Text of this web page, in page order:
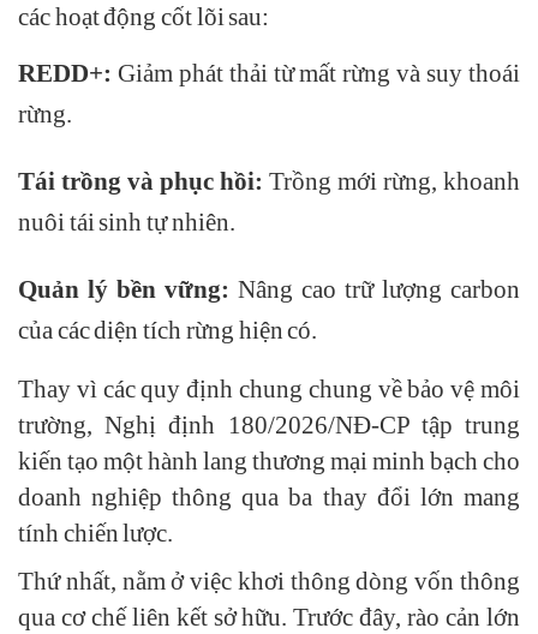
các hoạt động cốt lõi sau:
REDD+: Giảm phát thải từ mất rừng và suy thoái
rừng.
Tái trồng và phục hồi: Trồng mới rừng, khoanh
nuôi tái sinh tự nhiên.
Quản lý bền vững: Nâng cao trữ lượng carbon
của các diện tích rừng hiện có.
Thay vì các quy định chung chung về bảo vệ môi
trường, Nghị định 180/2026/NĐ-CP tập trung
kiến tạo một hành lang thương mại minh bạch cho
doanh nghiệp thông qua ba thay đổi lớn mang
tính chiến lược.
Thứ nhất, nằm ở việc khơi thông dòng vốn thông
qua cơ chế liên kết sở hữu. Trước đây, rào cản lớn